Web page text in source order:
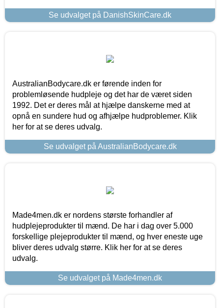
Se udvalget på DanishSkinCare.dk
AustralianBodycare.dk er førende inden for
problemløsende hudpleje og det har de været siden
1992. Det er deres mål at hjælpe danskerne med at
opnå en sundere hud og afhjælpe hudproblemer. Klik
her for at se deres udvalg.
Se udvalget på AustralianBodycare.dk
Made4men.dk er nordens største forhandler af
hudplejeprodukter til mænd. De har i dag over 5.000
forskellige plejeprodukter til mænd, og hver eneste uge
bliver deres udvalg større. Klik her for at se deres
udvalg.
Se udvalget på Made4men.dk